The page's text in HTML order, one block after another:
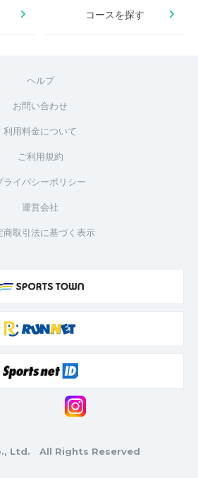
コースを探す
ヘルプ
お問い合わせ
利用料金について
ご利用規約
ライバシーポリシー
運営会社
商取引法に基づく表示
Ltd. All Rights Reserved